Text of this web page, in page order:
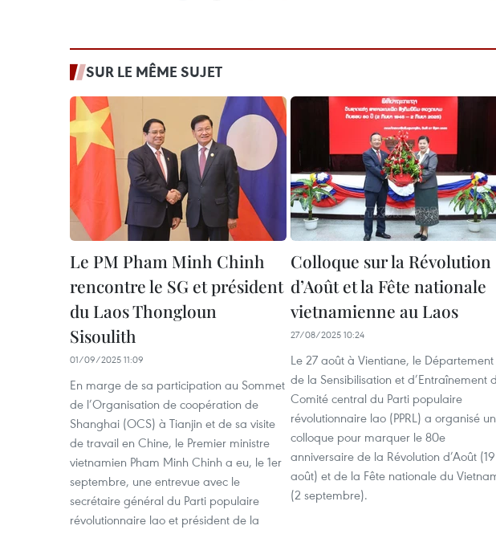
SUR LE MÊME SUJET
Le PM Pham Minh Chinh
rencontre le SG et président
du Laos Thongloun
Sisoulith
01/09/2025 11:09
En marge de sa participation au Sommet
de l’Organisation de coopération de
Shanghai (OCS) à Tianjin et de sa visite
de travail en Chine, le Premier ministre
vietnamien Pham Minh Chinh a eu, le 1er
septembre, une entrevue avec le
secrétaire général du Parti populaire
révolutionnaire lao et président de la
Colloque sur la Révolution
d’Août et la Fête nationale
vietnamienne au Laos
27/08/2025 10:24
Le 27 août à Vientiane, le Département
de la Sensibilisation et d’Entraînement
Comité central du Parti populaire
révolutionnaire lao (PPRL) a organisé un
colloque pour marquer le 80e
anniversaire de la Révolution d’Août (19
août) et de la Fête nationale du
(2 septembre).